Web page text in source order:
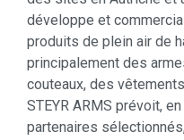
développe et
produits de plein air de
principalement des
couteaux, des
STEYR ARMS prévoit,
partenaires